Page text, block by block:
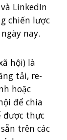
LinkedIn
chiến lược
nay.
hội) là
tải, re-
hoặc
để chia
được thực
trên các